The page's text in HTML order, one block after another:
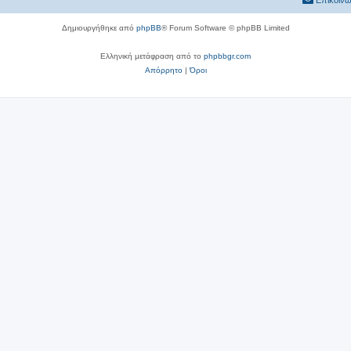
Δημιουργήθηκε από phpBB® Forum Software © phpBB Limited
Ελληνική μετάφραση από το phpbbgr.com
Απόρρητο|Όροι